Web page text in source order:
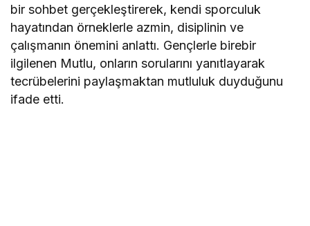
bir sohbet gerçekleştirerek, kendi sporculuk
hayatından örneklerle azmin, disiplinin ve
çalışmanın önemini anlattı. Gençlerle birebir
ilgilenen Mutlu, onların sorularını yanıtlayarak
tecrübelerini paylaşmaktan mutluluk duyduğunu
ifade etti.